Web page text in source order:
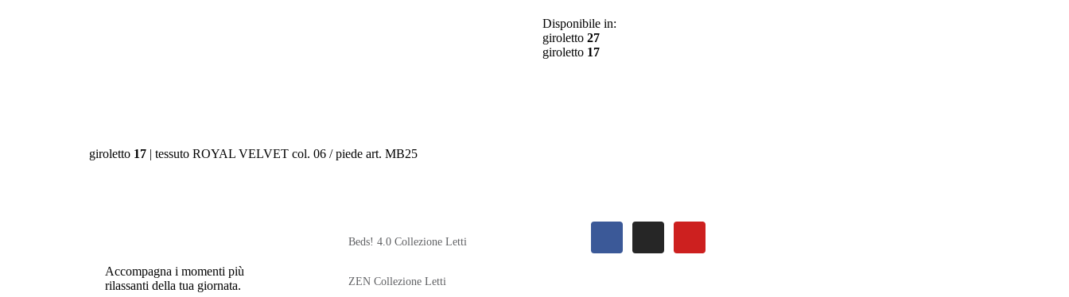
Disponibile in:
giroletto 27
giroletto 17
giroletto 17 | tessuto ROYAL VELVET col. 06 / piede art. MB25
Accompagna i momenti più
rilassanti della tua giornata.
Beds! 4.0 Collezione Letti
ZEN Collezione Letti